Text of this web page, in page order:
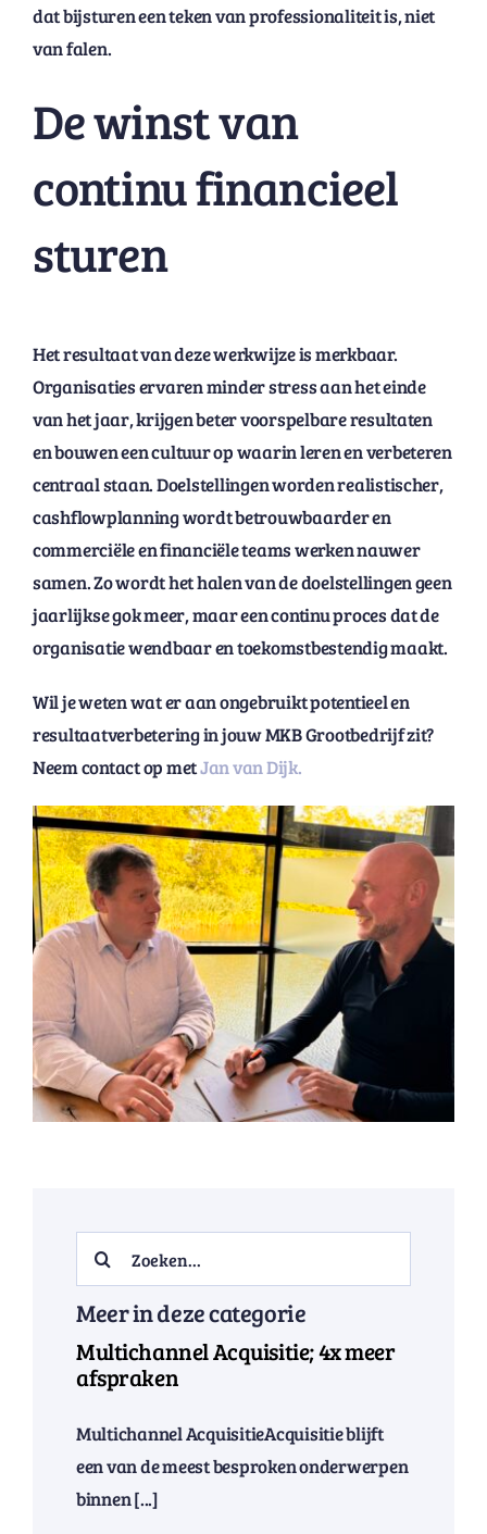
dat bijsturen een teken van professionaliteit is, niet
van falen.
De winst van
continu financieel
sturen
Het resultaat van deze werkwijze is merkbaar.
Organisaties ervaren minder stress aan het einde
van het jaar, krijgen beter voorspelbare resultaten
en bouwen een cultuur op waarin leren en verbeteren
centraal staan. Doelstellingen worden realistischer,
cashflowplanning wordt betrouwbaarder en
commerciële en financiële teams werken nauwer
samen. Zo wordt het halen van de doelstellingen geen
jaarlijkse gok meer, maar een continu proces dat de
organisatie wendbaar en toekomstbestendig maakt.
Wil je weten wat er aan ongebruikt potentieel en
resultaatverbetering in jouw MKB Grootbedrijf zit?
Neem contact op metJan van Dijk.
Search
for:
Meer in deze categorie
Multichannel Acquisitie; 4x meer
afspraken
Multichannel AcquisitieAcquisitie blijft
een van de meest besproken onderwerpen
binnen [...]